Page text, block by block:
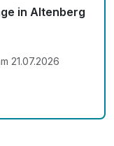
in Altenberg
21.07.2026